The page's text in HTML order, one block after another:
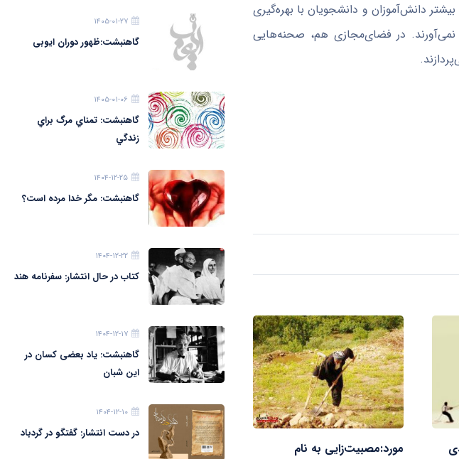
دانش‌آموزان و دانشجویان با بهره‌گیری
در فضای‌مجازی هم، صحنه‌هایی
مورد:مصبیت‌زایی به نام
۱۴۰۵-۰۱-۲۷
گاهنبشت:ظهور دوران ايوبی
۱۴۰۵-۰۱-۰۶
گاهنبشت: تمناي مرگ براي
زندگي
۱۴۰۴-۱۲-۲۵
گاهنبشت: مگر خدا مرده است؟
۱۴۰۴-۱۲-۲۲
کتاب در حال انتشار: سفرنامه هند
۱۴۰۴-۱۲-۱۷
گاهنبشت: یاد بعضی کسان در
این شبان
۱۴۰۴-۱۲-۱۰
در دست انتشار: گفتگو در گردباد